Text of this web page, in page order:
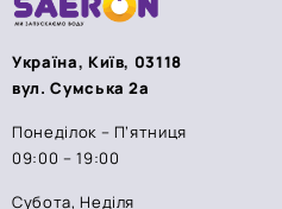
Україна, Київ, 03118
вул. Сумська 2а
Понеділок – П’ятниця
09:00 – 19:00
Субота, Неділя